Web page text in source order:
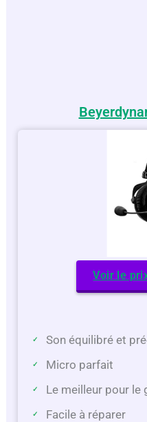
Voir le
Son équilibré et
Micro parfait
Le meilleur pour le
Facile à réparer